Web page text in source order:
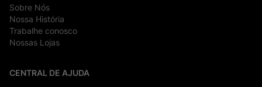
Sobre Nós
Nossa História
Trabalhe conosco
Nossas Lojas
CENTRAL DE AJUDA